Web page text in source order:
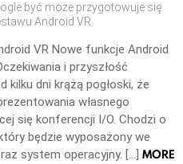
być może przygotowuje się
Android VR
VR Nowe funkcje Android
i przyszłość
kilku dni krążą pogłoski, że
własnego
się konferencji I/O. Chodzi o
będzie wyposażony we
system operacyjny. […] MORE